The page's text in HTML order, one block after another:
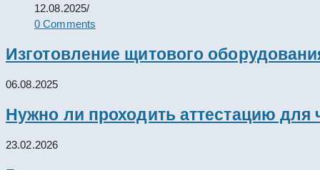
12.08.2025/
0 Comments
Изготовление щитового
06.08.2025
Нужно ли проходить аттестацию для
23.02.2026